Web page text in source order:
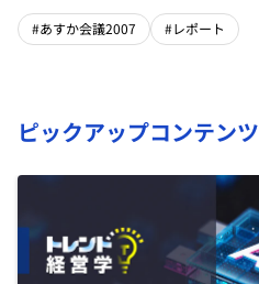
#あすか会議2007 #レポート
ピックアップコンテンツ